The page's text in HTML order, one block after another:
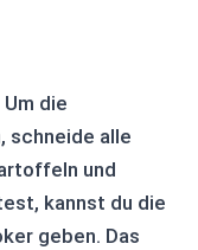
die
schneide alle
und
kannst du die
geben. Das